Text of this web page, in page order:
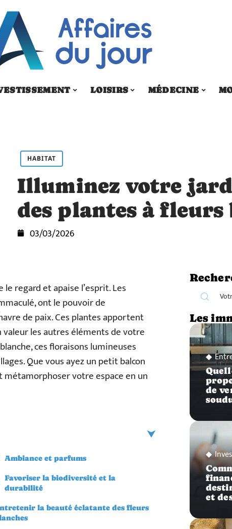
LOISIRS MÉDECINE
HABITAT
Illuminez votre
des plantes à fleurs
03/03/2026
regard et apaise l’esprit. Les
ont le pouvoir de
de paix. Ces plantes apportent
les autres éléments de votre
ces floraisons lumineuses
Que vous ayez un petit balcon
votre espace en un
Ambiance et parfums
Favoriser la biodiversité et la
durabilité
la beauté éclatante des fleurs
Les
de
et